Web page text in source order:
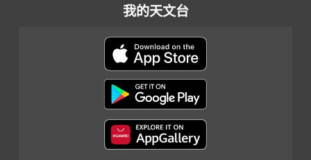
我的天文台